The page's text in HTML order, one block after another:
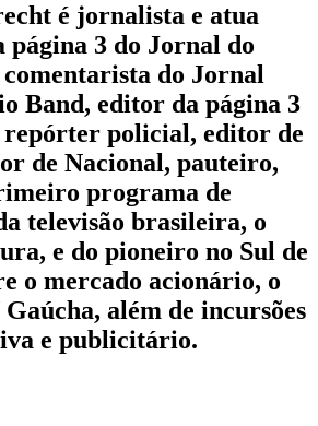
é jornalista e atua
página 3 do Jornal do
do Jornal
Band, editor da página 3
policial, editor de
de Nacional, pauteiro,
programa de
televisão brasileira, o
e do pioneiro no Sul de
o mercado acionário, o
além de incursões
e publicitário.